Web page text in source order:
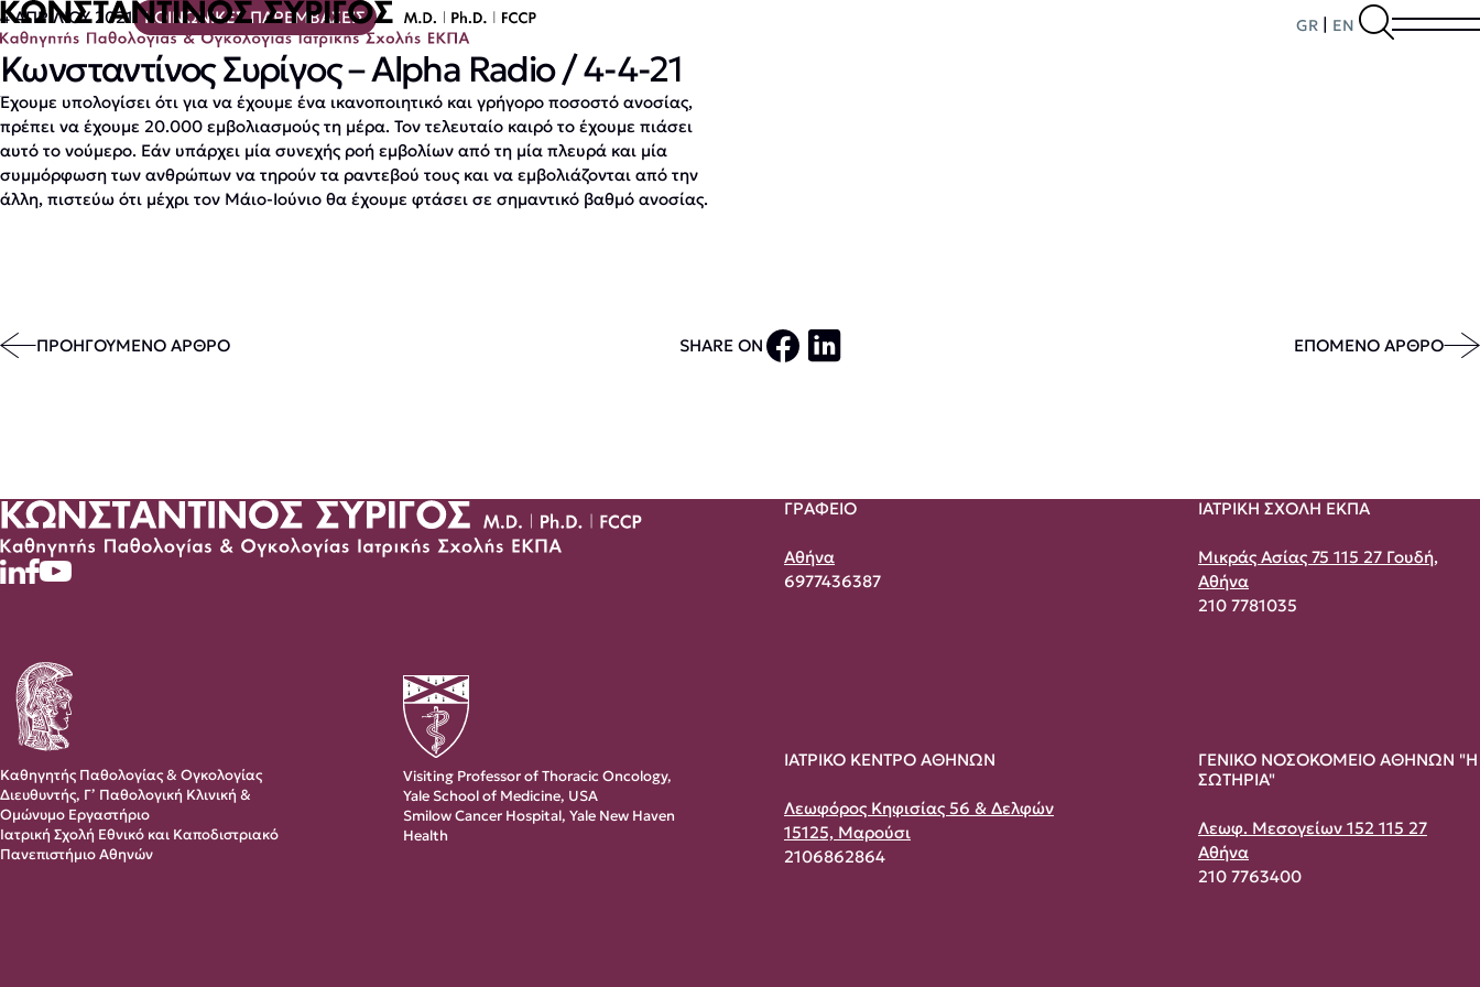
GR | EN
4 ΑΠΡΙΛΙΟΥ 2021 ΚΟΙΝΩΝΙΚΕΣ ΠΑΡΕΜΒΑΣΕΙΣ
Κωνσταντίνος Συρίγος – Alpha Radio / 4-4-21
Έχουμε υπολογίσει ότι για να έχουμε ένα ικανοποιητικό και γρήγορο ποσοστό ανοσίας,
πρέπει να έχουμε 20.000 εμβολιασμούς τη μέρα. Τον τελευταίο καιρό το έχουμε πιάσει
αυτό το νούμερο. Εάν υπάρχει μία συνεχής ροή εμβολίων από τη μία πλευρά και μία
συμμόρφωση των ανθρώπων να τηρούν τα ραντεβού τους και να εμβολιάζονται από την
άλλη, πιστεύω ότι μέχρι τον Μάιο-Ιούνιο θα έχουμε φτάσει σε σημαντικό βαθμό ανοσίας.
ΠΡΟΗΓΟΥΜΕΝΟ ΑΡΘΡΟ SHARE ON ΕΠΟΜΕΝΟ ΑΡΘΡΟ
ΓΡΑΦΕΙΟ
Αθήνα
6977436387
ΙΑΤΡΙΚΗ ΣΧΟΛΗ ΕΚΠΑ
Μικράς Ασίας 75 115 27 Γουδή,
Αθήνα
210 7781035
ΙΑΤΡΙΚΟ ΚΕΝΤΡΟ ΑΘΗΝΩΝ
Λεωφόρος Κηφισίας 56 & Δελφών
15125, Μαρούσι
2106862864
ΓΕΝΙΚΟ ΝΟΣΟΚΟΜΕΙΟ ΑΘΗΝΩΝ "Η
ΣΩΤΗΡΙΑ"
Λεωφ. Μεσογείων 152 115 27
Αθήνα
210 7763400
Καθηγητής Παθολογίας & Ογκολογίας
Διευθυντής, Γ’ Παθολογική Κλινική &
Ομώνυμο Εργαστήριο
Ιατρική Σχολή Εθνικό και Καποδιστριακό
Πανεπιστήμιο Αθηνών
Visiting Professor of Thoracic Oncology,
Yale School of Medicine, USA
Smilow Cancer Hospital, Yale New Haven
Health